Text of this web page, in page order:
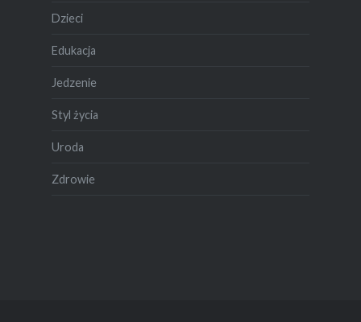
Dzieci
Edukacja
Jedzenie
Styl życia
Uroda
Zdrowie